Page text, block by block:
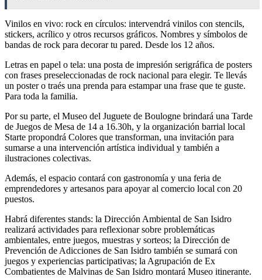
Vinilos en vivo: rock en círculos: intervendrá vinilos con stencils,
stickers, acrílico y otros recursos gráficos. Nombres y símbolos de
bandas de rock para decorar tu pared. Desde los 12 años.
Letras en papel o tela: una posta de impresión serigráfica de posters
con frases preseleccionadas de rock nacional para elegir. Te llevás
un poster o traés una prenda para estampar una frase que te guste.
Para toda la familia.
Por su parte, el Museo del Juguete de Boulogne brindará una Tarde
de Juegos de Mesa de 14 a 16.30h, y la organización barrial local
Starte propondrá Colores que transforman, una invitación para
sumarse a una intervención artística individual y también a
ilustraciones colectivas.
Además, el espacio contará con gastronomía y una feria de
emprendedores y artesanos para apoyar al comercio local con 20
puestos.
Habrá diferentes stands: la Dirección Ambiental de San Isidro
realizará actividades para reflexionar sobre problemáticas
ambientales, entre juegos, muestras y sorteos; la Dirección de
Prevención de Adicciones de San Isidro también se sumará con
juegos y experiencias participativas; la Agrupación de Ex
Combatientes de Malvinas de San Isidro montará Museo itinerante.